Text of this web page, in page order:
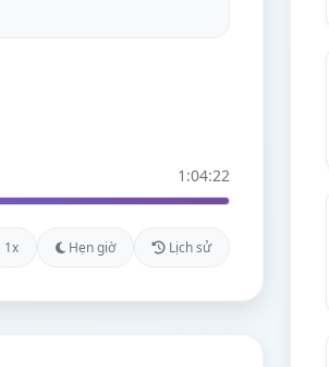
1:04:22
1x Hẹn giờ Lịch sử